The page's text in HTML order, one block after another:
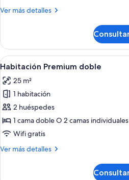
Ver más detalles
Más
triple
(View)
Abrir
todas
las
fotos
de
Habitación
Premium
6
Habitación Premium doble
25 m²
1 habitación
2 huéspedes
1 cama doble O 2 camas individuales
Wifi gratis
Ver más detalles
Más